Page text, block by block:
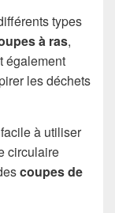
types
à ras,
également
les déchets
à utiliser
circulaire
coupes de